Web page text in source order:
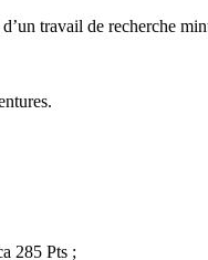
travail de recherche
285 Pts ;